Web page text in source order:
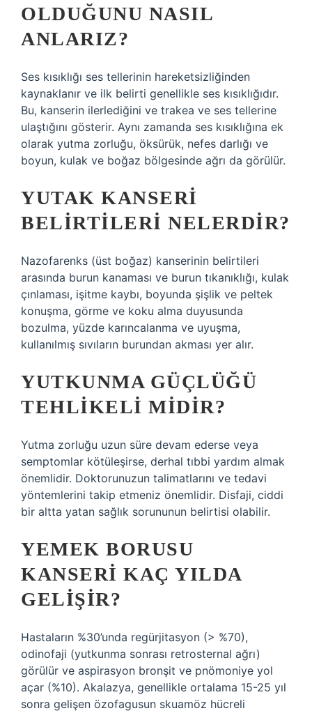
OLDUĞUNU NASIL
ANLARIZ?
Ses kısıklığı ses tellerinin hareketsizliğinden
kaynaklanır ve ilk belirti genellikle ses kısıklığıdır.
Bu, kanserin ilerlediğini ve trakea ve ses tellerine
ulaştığını gösterir. Aynı zamanda ses kısıklığına ek
olarak yutma zorluğu, öksürük, nefes darlığı ve
boyun, kulak ve boğaz bölgesinde ağrı da görülür.
YUTAK KANSERI
BELIRTILERI NELERDIR?
Nazofarenks (üst boğaz) kanserinin belirtileri
arasında burun kanaması ve burun tıkanıklığı, kulak
çınlaması, işitme kaybı, boyunda şişlik ve peltek
konuşma, görme ve koku alma duyusunda
bozulma, yüzde karıncalanma ve uyuşma,
kullanılmış sıvıların burundan akması yer alır.
YUTKUNMA GÜÇLÜĞÜ
TEHLIKELI MIDIR?
Yutma zorluğu uzun süre devam ederse veya
semptomlar kötüleşirse, derhal tıbbi yardım almak
önemlidir. Doktorunuzun talimatlarını ve tedavi
yöntemlerini takip etmeniz önemlidir. Disfaji, ciddi
bir altta yatan sağlık sorununun belirtisi olabilir.
YEMEK BORUSU
KANSERI KAÇ YILDA
GELIŞIR?
Hastaların %30’unda regürjitasyon (> %70),
odinofaji (yutkunma sonrası retrosternal ağrı)
görülür ve aspirasyon bronşit ve pnömoniye yol
açar (%10). Akalazya, genellikle ortalama 15-25 yıl
sonra gelişen özofagusun skuamöz hücreli